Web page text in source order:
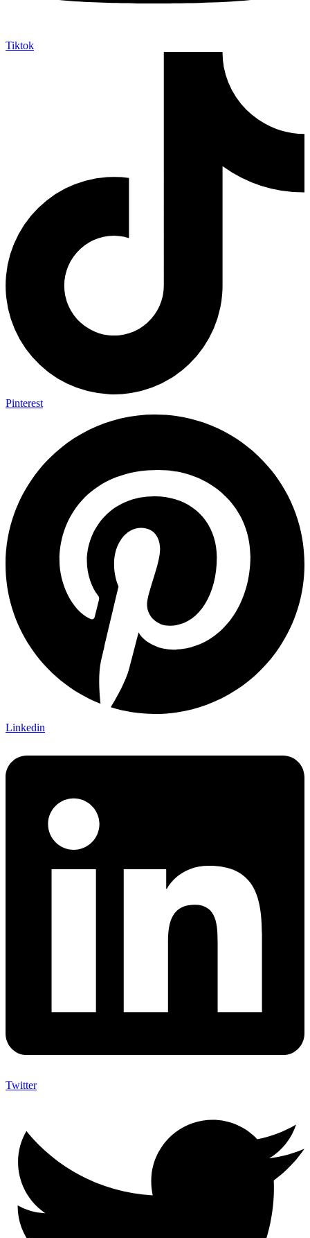
Tiktok
Pinterest
Linkedin
Twitter